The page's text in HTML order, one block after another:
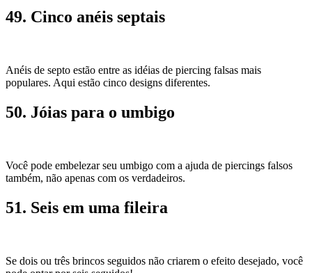
49. Cinco anéis septais
Anéis de septo estão entre as idéias de piercing falsas mais
populares. Aqui estão cinco designs diferentes.
50. Jóias para o umbigo
Você pode embelezar seu umbigo com a ajuda de piercings falsos
também, não apenas com os verdadeiros.
51. Seis em uma fileira
Se dois ou três brincos seguidos não criarem o efeito desejado, você